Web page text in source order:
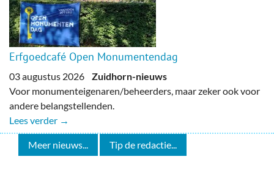
Erfgoedcafé Open Monumentendag
03 augustus 2026 Zuidhorn-nieuws
Voor monumenteigenaren/beheerders, maar zeker ook voor
andere belangstellenden.
Lees verder →
Meer nieuws... Tip de redactie...